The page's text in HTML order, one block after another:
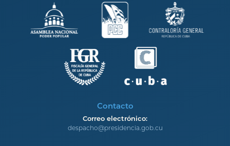
Contacto
Correo electrónico:
despacho@presidencia.gob.cu